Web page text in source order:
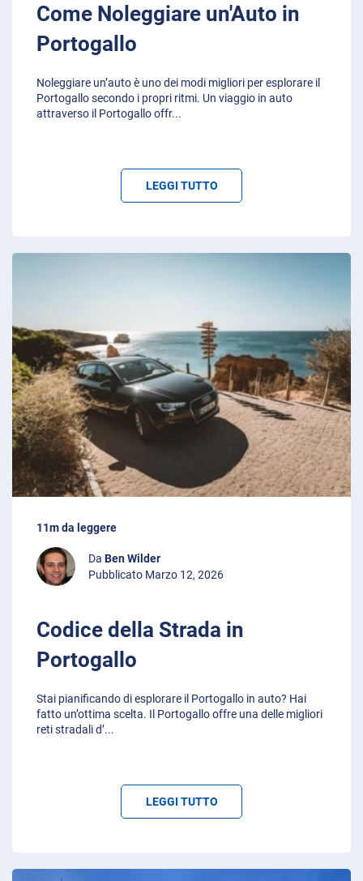
Come Noleggiare un'Auto in
Portogallo
Noleggiare un’auto è uno dei modi migliori per esplorare il
Portogallo secondo i propri ritmi. Un viaggio in auto
attraverso il Portogallo offr...
LEGGI TUTTO
11m da leggere
Da Ben Wilder
Pubblicato Marzo 12, 2026
Codice della Strada in
Portogallo
Stai pianificando di esplorare il Portogallo in auto? Hai
fatto un’ottima scelta. Il Portogallo offre una delle migliori
reti stradali d’...
LEGGI TUTTO